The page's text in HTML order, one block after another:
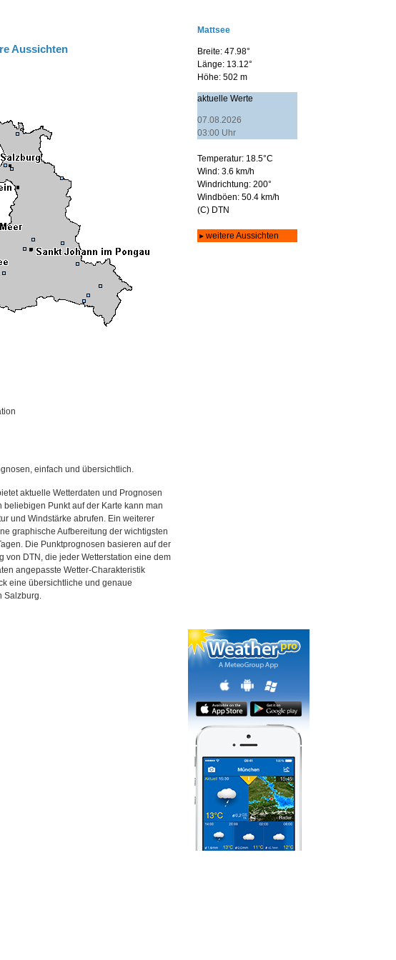
Aussichten
einfach und übersichtlich.
aktuelle Wetterdaten und Prognosen
Punkt auf der Karte kann man
und Windstärke abrufen. Ein weiterer
graphische Aufbereitung der wichtigsten
Die Punktprognosen basieren auf der
von DTN, die jeder Wetterstation eine dem
angepasste Wetter-Charakteristik
eine übersichtliche und genaue
Salzburg.